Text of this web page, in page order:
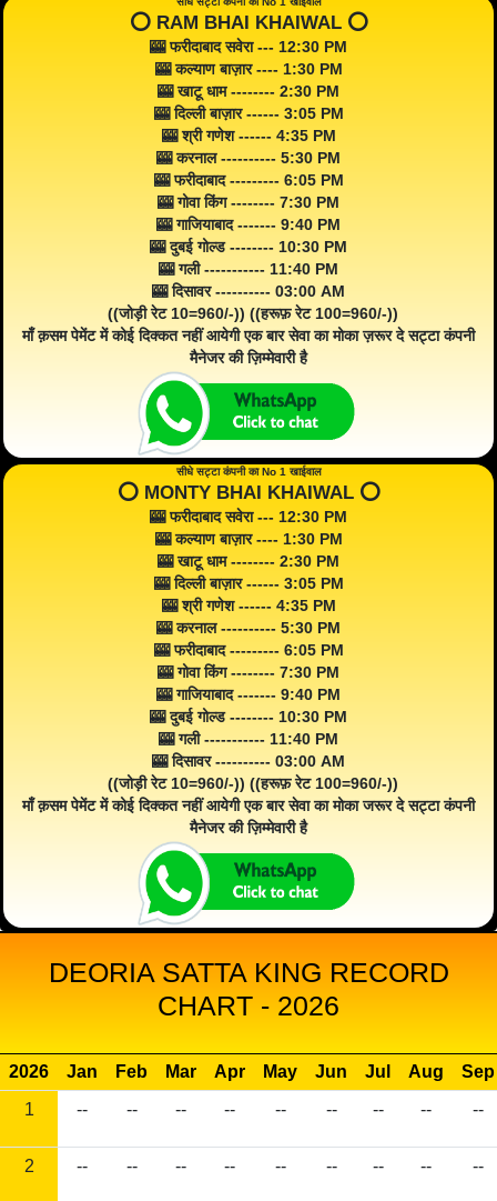
⭕️ RAM BHAI KHAIWAL ⭕️
🎰 फरीदाबाद सवेरा --- 12:30 PM
🎰 कल्याण बाज़ार ---- 1:30 PM
🎰 खाटू धाम -------- 2:30 PM
🎰 दिल्ली बाज़ार ------ 3:05 PM
🎰 श्री गणेश ------ 4:35 PM
🎰 करनाल ---------- 5:30 PM
🎰 फरीदाबाद --------- 6:05 PM
🎰 गोवा किंग -------- 7:30 PM
🎰 गाजियाबाद ------- 9:40 PM
🎰 दुबई गोल्ड -------- 10:30 PM
🎰 गली ----------- 11:40 PM
🎰 दिसावर ---------- 03:00 AM
((जोड़ी रेट 10=960/-)) ((हरूफ़ रेट 100=960/-))
माँ क़सम पेमेंट में कोई दिक्कत नहीं आयेगी एक बार सेवा का मोका ज़रूर दे सट्टा कंपनी
मैनेजर की ज़िम्मेवारी है
सीधे सट्टा कंपनी का No 1 खाईवाल
⭕️ MONTY BHAI KHAIWAL ⭕️
🎰 फरीदाबाद सवेरा --- 12:30 PM
🎰 कल्याण बाज़ार ---- 1:30 PM
🎰 खाटू धाम -------- 2:30 PM
🎰 दिल्ली बाज़ार ------ 3:05 PM
🎰 श्री गणेश ------ 4:35 PM
🎰 करनाल ---------- 5:30 PM
🎰 फरीदाबाद --------- 6:05 PM
🎰 गोवा किंग -------- 7:30 PM
🎰 गाजियाबाद ------- 9:40 PM
🎰 दुबई गोल्ड -------- 10:30 PM
🎰 गली ----------- 11:40 PM
🎰 दिसावर ---------- 03:00 AM
((जोड़ी रेट 10=960/-)) ((हरूफ़ रेट 100=960/-))
माँ क़सम पेमेंट में कोई दिक्कत नहीं आयेगी एक बार सेवा का मोका जरूर दे सट्टा कंपनी
मैनेजर की ज़िम्मेवारी है
DEORIA SATTA KING RECORD
CHART - 2026
2026 Jan Feb Mar Apr May Jun Jul Aug
Sep
1
-- -- -- -- -- -- -- -- --
2 -- -- -- -- -- -- -- -- --